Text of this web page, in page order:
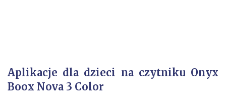
Aplikacje dla dzieci na czytniku Onyx
Boox Nova 3 Color